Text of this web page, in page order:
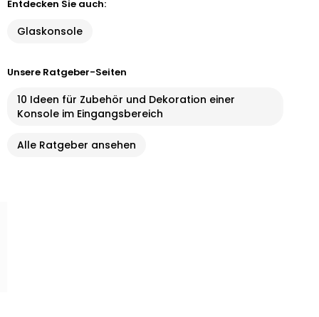
Entdecken Sie auch:
Glaskonsole
Unsere Ratgeber-Seiten
10 Ideen für Zubehör und Dekoration einer
Konsole im Eingangsbereich
Alle Ratgeber ansehen